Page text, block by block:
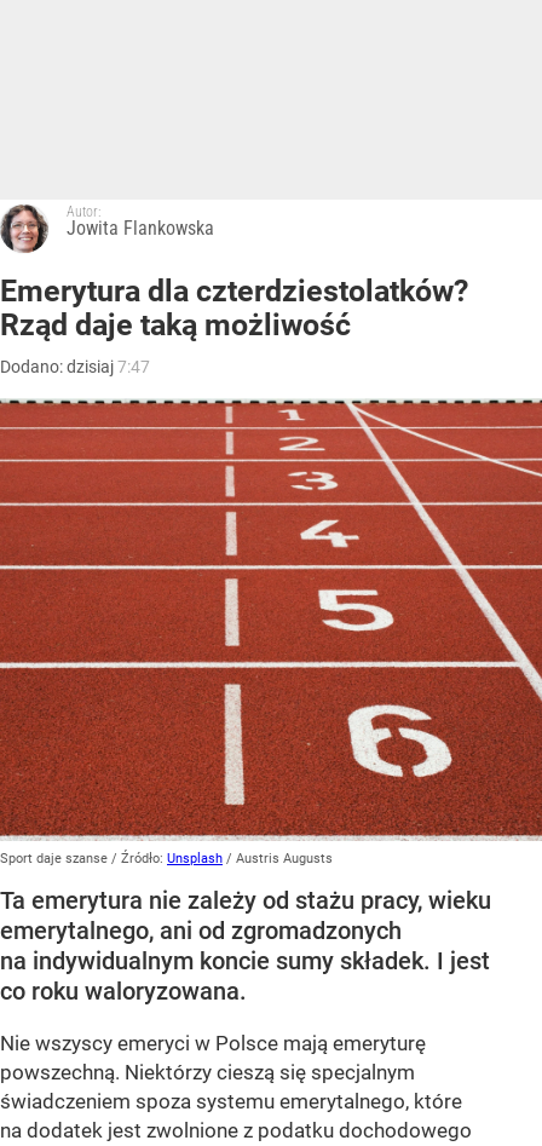
Autor:
Jowita Flankowska
Emerytura dla czterdziestolatków?
Rząd daje taką możliwość
Dodano:dzisiaj7:47
Sport daje szanse / Źródło: Unsplash / Austris Augusts
Ta emerytura nie zależy od stażu pracy, wieku
emerytalnego, ani od zgromadzonych
na indywidualnym koncie sumy składek. I jest
co roku waloryzowana.
Nie wszyscy emeryci w Polsce mają emeryturę
powszechną. Niektórzy cieszą się specjalnym
świadczeniem spoza systemu emerytalnego, które
na dodatek jest zwolnione z podatku dochodowego